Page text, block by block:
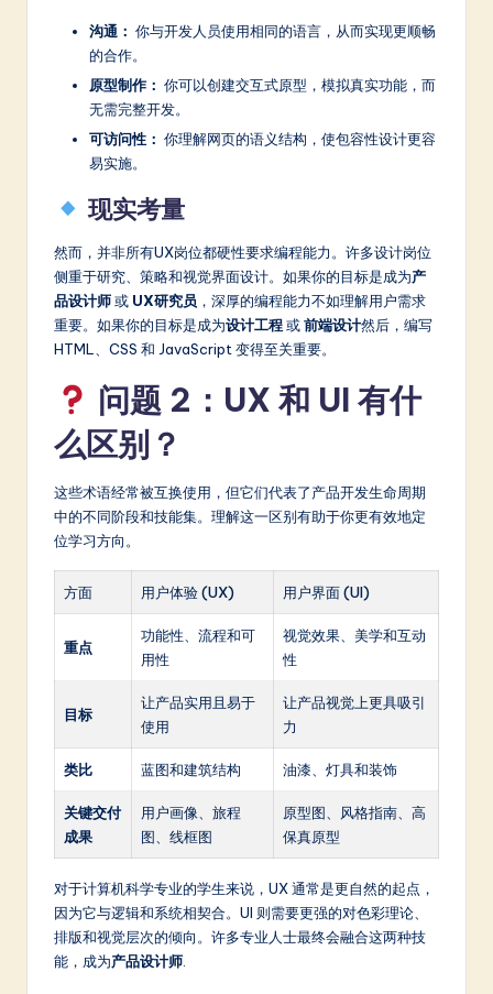
ti
o
沟通： 你与开发人员使用相同的语言，从而实现更顺畅
的合作。
原型制作： 你可以创建交互式原型，模拟真实功能，而
无需完整开发。
可访问性： 你理解网页的语义结构，使包容性设计更容
易实施。
现实考量
然而，并非所有UX岗位都硬性要求编程能力。许多设计岗位
侧重于研究、策略和视觉界面设计。如果你的目标是成为产
品设计师或 UX研究员 ，深厚的编程能力不如理解用户需求
重要。如果你的目标是成为设计工程或前端设计然后，编写
HTML、CSS 和 JavaScript 变得至关重要。
问题 2：UX 和 UI 有什
么区别？
这些术语经常被互换使用，但它们代表了产品开发生命周期
中的不同阶段和技能集。理解这一区别有助于你更有效地定
位学习方向。
方面 用户体验 (UX) 用户界面 (UI)
重点
功能性、流程和可
用性
视觉效果、美学和互动
性
目标
让产品实用且易于
使用
让产品视觉上更具吸引
力
类比 蓝图和建筑结构 油漆、灯具和装饰
关键交付
成果
用户画像、旅程
图、线框图
原型图、风格指南、高
保真原型
对于计算机科学专业的学生来说，UX 通常是更自然的起点，
因为它与逻辑和系统相契合。UI 则需要更强的对色彩理论、
排版和视觉层次的倾向。许多专业人士最终会融合这两种技
能，成为产品设计师.